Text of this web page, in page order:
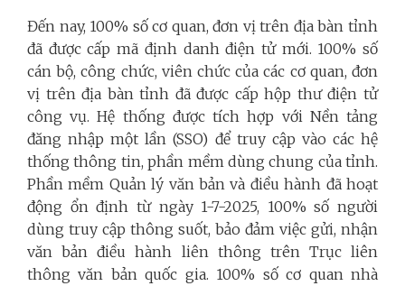
Đến nay, 100% số cơ quan, đơn vị trên địa bàn tỉnh
đã được cấp mã định danh điện tử mới. 100% số
cán bộ, công chức, viên chức của các cơ quan, đơn
vị trên địa bàn tỉnh đã được cấp hộp thư điện tử
công vụ. Hệ thống được tích hợp với Nền tảng
đăng nhập một lần (SSO) để truy cập vào các hệ
thống thông tin, phần mềm dùng chung của tỉnh.
Phần mềm Quản lý văn bản và điều hành đã hoạt
động ổn định từ ngày 1-7-2025, 100% số người
dùng truy cập thông suốt, bảo đảm việc gửi, nhận
văn bản điều hành liên thông trên Trục liên
thông văn bản quốc gia. 100% số cơ quan nhà